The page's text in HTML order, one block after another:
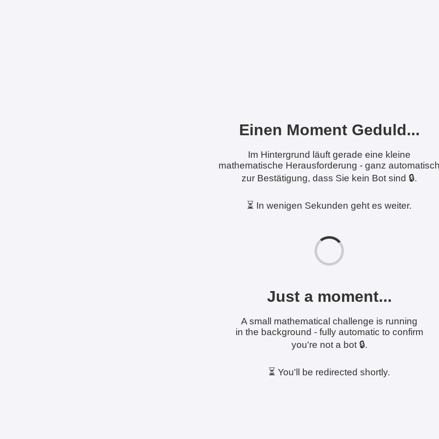
Einen Moment Geduld...
Im Hintergrund läuft gerade eine kleine
mathematische Herausforderung - ganz
zur Bestätigung, dass Sie kein Bot sind 🔒.
⏳ In wenigen Sekunden geht es weiter.
Just a moment...
A small mathematical challenge is running
in the background - fully automatic to confirm
you're not a bot 🔒.
⏳ You'll be redirected shortly.